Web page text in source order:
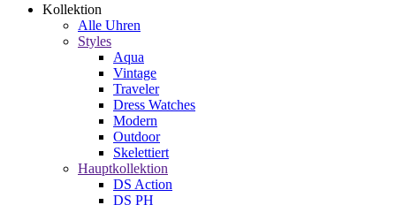
Kollektion
Alle Uhren
Styles
Aqua
Vintage
Traveler
Dress Watches
Modern
Outdoor
Skelettiert
Hauptkollektion
DS Action
DS PH